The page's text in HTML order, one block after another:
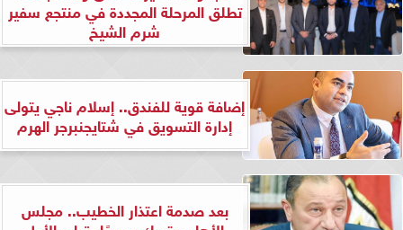
تطلق المرحلة المجددة في منتجع سفير
شرم الشيخ
إضافة قوية للفندق.. إسلام ناجي يتولى
إدارة التسويق في شتايجنبرجر الهرم
بعد صدمة اعتذار الخطيب.. مجلس